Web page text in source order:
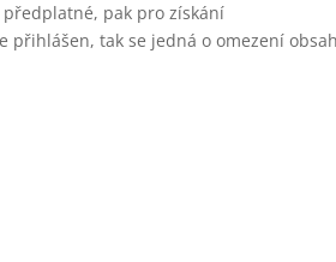
pak pro získání
tak se jedná o omezení